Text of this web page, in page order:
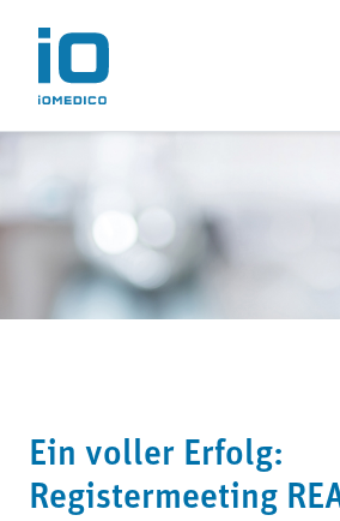
Ein voller Erfolg:
Registermeeting